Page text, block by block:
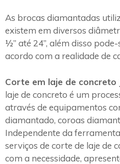
As brocas diamantadas
existem em diversos
½” até 24”, além disso
acordo com a realidade de
Corte em laje de concreto
laje de concreto é um
através de equipamentos
diamantado, coroas
Independente da
serviços de corte de laje de
com a necessidade,